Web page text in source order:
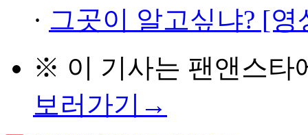
· 그곳이 알고싶냐? [
※ 이 기사는 팬앤스타
보러가기→